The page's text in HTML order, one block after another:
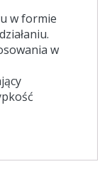
w formie
w